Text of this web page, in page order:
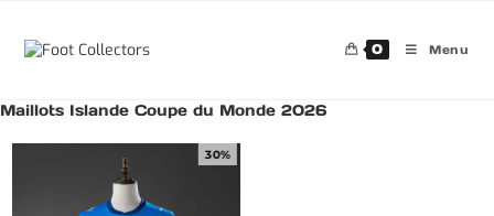
0 Menu
Maillots Islande Coupe du Monde 2026
30%